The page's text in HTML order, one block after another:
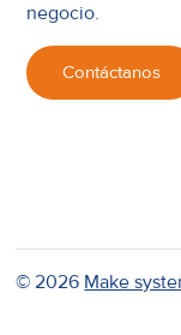
negocio.
Contáctanos
© 2026 Make